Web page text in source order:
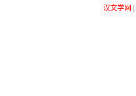
汉文学网